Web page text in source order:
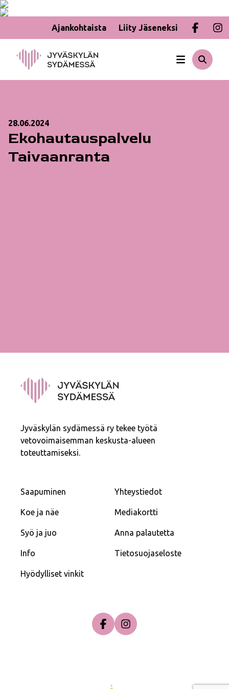
Ajankohtaista
Liity Jäseneksi
sisältöön
28.06.2024
Ekohautauspalvelu
Taivaanranta
Jyväskylän sydämessä ry tekee työtä
vetovoimaisemman keskusta-alueen
toteuttamiseksi.
Saapuminen
Koe ja näe
Syö ja juo
Info
Hyödylliset vinkit
Yhteystiedot
Mediakortti
Anna palautetta
Tietosuojaseloste